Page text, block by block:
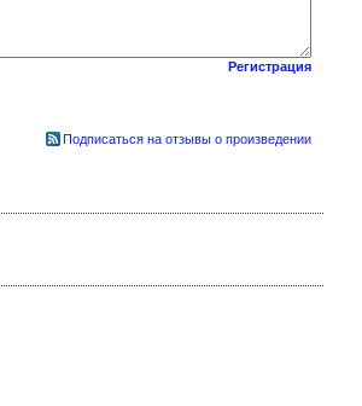
Регистрация
Подписаться на отзывы о произведении